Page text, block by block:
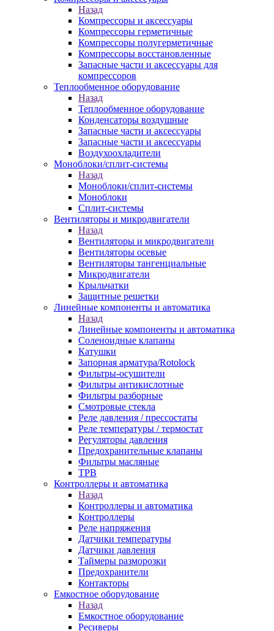
Назад
Компрессоры и аксессуары
Компрессоры герметичные
Компрессоры полугерметичные
Компрессоры восстановленные
Запасные части и аксессуары для
компрессоров
Теплообменное оборудование
Назад
Теплообменное оборудование
Конденсаторы воздушные
Запасные части и аксессуары
Запасные части и аксессуары
Воздухоохладители
Моноблоки/сплит-системы
Назад
Моноблоки/сплит-системы
Моноблоки
Сплит-системы
Вентиляторы и микродвигатели
Назад
Вентиляторы и микродвигатели
Вентиляторы осевые
Вентиляторы тангенциальные
Микродвигатели
Крыльчатки
Защитные решетки
Линейные компоненты и автоматика
Назад
Линейные компоненты и автоматика
Соленоидные клапаны
Катушки
Запорная арматура/Rotolock
Фильтры-осушители
Фильтры антикислотные
Фильтры разборные
Смотровые стекла
Реле давления / прессостаты
Реле температуры / термостат
Регуляторы давления
Предохранительные клапаны
Фильтры масляные
ТРВ
Контроллеры и автоматика
Назад
Контроллеры и автоматика
Контроллеры
Реле напряжения
Датчики температуры
Датчики давления
Таймеры разморозки
Предохранители
Контакторы
Емкостное оборудование
Назад
Емкостное оборудование
Ресиверы